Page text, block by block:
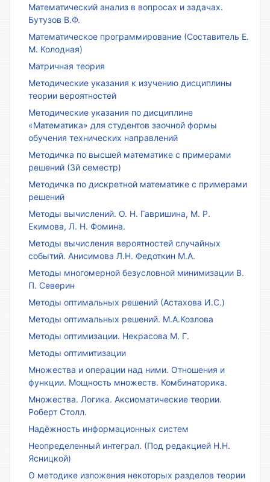
Математический анализ в вопросах и задачах.
Бутузов В.Ф.
Математическое программирование (Составитель Е.
М. Колодная)
Матричная теория
Методические указания к изучению дисциплины
теории вероятностей
Методические указания по дисциплине
«Математика» для студентов заочной формы
обучения технических направлений
Методичка по высшей математике с примерами
решений (3й семестр)
Методичка по дискретной математике с примерами
решений
Методы вычислений. О. Н. Гавришина, М. Р.
Екимова, Л. Н. Фомина.
Методы вычисления вероятностей случайных
событий. Анисимова Л.Н. Федоткин М.А.
Методы многомерной безусловной минимизации В.
П. Северин
Методы оптимальных решений (Астахова И.С.)
Методы оптимальных решений. М.А.Козлова
Методы оптимизации. Некрасова М. Г.
Методы оптимитизации
Множества и операции над ними. Отношения и
функции. Мощность множеств. Комбинаторика.
Множества. Логика. Аксиоматические теории.
Роберт Столл.
Надёжность информационных систем
Неопределенный интеграл. (Под редакцией Н.Н.
Ясницкой)
О методике изложения некоторых разделов теории